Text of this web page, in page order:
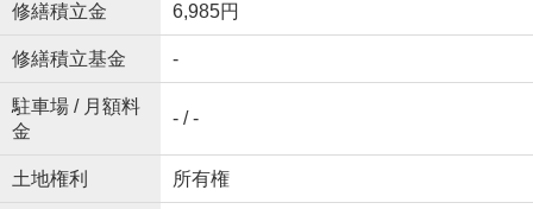
修繕積立金 6,985円
修繕積立基金 -
駐車場 / 月額料
金
- / -
土地権利 所有権